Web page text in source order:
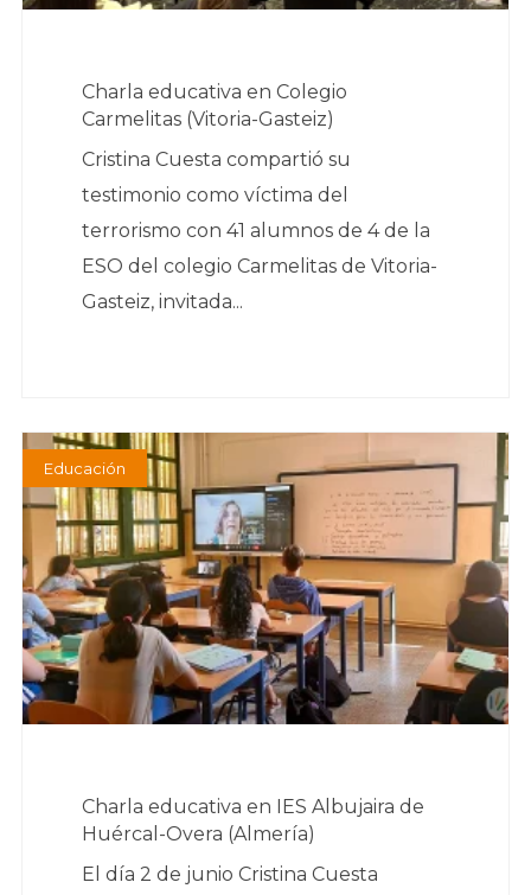
Charla educativa en Colegio
Carmelitas (Vitoria-Gasteiz)
Cristina Cuesta compartió su
testimonio como víctima del
terrorismo con 41 alumnos de 4 de la
ESO del colegio Carmelitas de Vitoria-
Gasteiz, invitada...
Educación
Charla educativa en IES Albujaira de
Huércal-Overa (Almería)
El día 2 de junio Cristina Cuesta